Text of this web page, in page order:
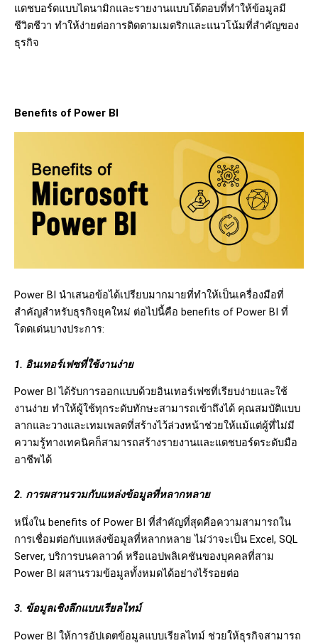
แดชบอร์ดแบบไดนามิกและรายงานแบบโต้ตอบที่ทำให้ข้อมูลมี
ชีวิตชีวา ทำให้ง่ายต่อการติดตามเมตริกและแนวโน้มที่สำคัญของ
ธุรกิจ
Benefits of Power BI
Power BI นำเสนอข้อได้เปรียบมากมายที่ทำให้เป็นเครื่องมือที่
สำคัญสำหรับธุรกิจยุคใหม่ ต่อไปนี้คือ benefits of Power BI ที่
โดดเด่นบางประการ:
1. อินเทอร์เฟซที่ใช้งานง่าย
Power BI ได้รับการออกแบบด้วยอินเทอร์เฟซที่เรียบง่ายและใช้
งานง่าย ทำให้ผู้ใช้ทุกระดับทักษะสามารถเข้าถึงได้ คุณสมบัติแบบ
ลากและวางและเทมเพลตที่สร้างไว้ล่วงหน้าช่วยให้แม้แต่ผู้ที่ไม่มี
ความรู้ทางเทคนิคก็สามารถสร้างรายงานและแดชบอร์ดระดับมือ
อาชีพได้
2. การผสานรวมกับแหล่งข้อมูลที่หลากหลาย
หนึ่งใน benefits of Power BI ที่สำคัญที่สุดคือความสามารถใน
การเชื่อมต่อกับแหล่งข้อมูลที่หลากหลาย ไม่ว่าจะเป็น Excel, SQL
Server, บริการบนคลาวด์ หรือแอปพลิเคชันของบุคคลที่สาม
Power BI ผสานรวมข้อมูลทั้งหมดได้อย่างไร้รอยต่อ
3. ข้อมูลเชิงลึกแบบเรียลไทม์
Power BI ให้การอัปเดตข้อมูลแบบเรียลไทม์ ช่วยให้ธุรกิจสามารถ